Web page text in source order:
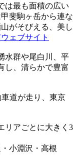
は最も面積の広い
斐駒ヶ岳から連な
がそびえる、美し
ェブサイト
水群や尾白川、平
し、清らかで豊富
道が走り、東京
リアごとに大きく3
小淵沢・高根